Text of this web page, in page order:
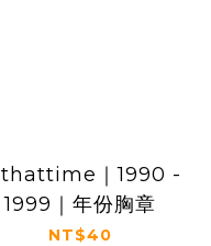
｜1990 -
1999｜年份胸章
NT$40